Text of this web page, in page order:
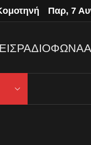
Παρ, 7
ΡΑΔΙΟΦΩΝΑ